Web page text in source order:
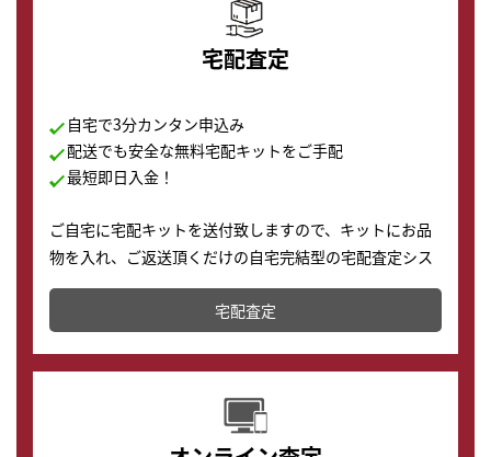
宅配査定
自宅で3分カンタン申込み
配送でも安全な無料宅配キットをご手配
最短即日入金！
ご自宅に宅配キットを送付致しますので、キットにお品
物を入れ、ご返送頂くだけの自宅完結型の宅配査定シス
テムです。
配送でも簡単&安全に査定・買取に出すことが可能で
す。
宅配査定